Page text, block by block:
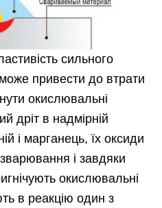
сильного
привести до втрати
окислювальні
дріт в надмірній
і марганець, їх оксиди
і завдяки
окислювальні
в реакцію один з